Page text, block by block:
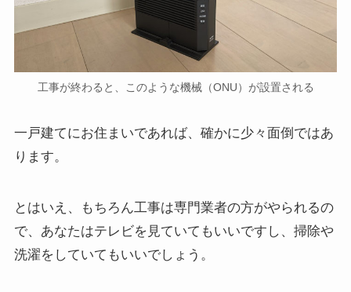
工事が終わると、このような機械（ONU）が設置される
一戸建てにお住まいであれば、確かに少々面倒ではあ
ります。
とはいえ、もちろん工事は専門業者の方がやられるの
で、あなたはテレビを見ていてもいいですし、掃除や
洗濯をしていてもいいでしょう。